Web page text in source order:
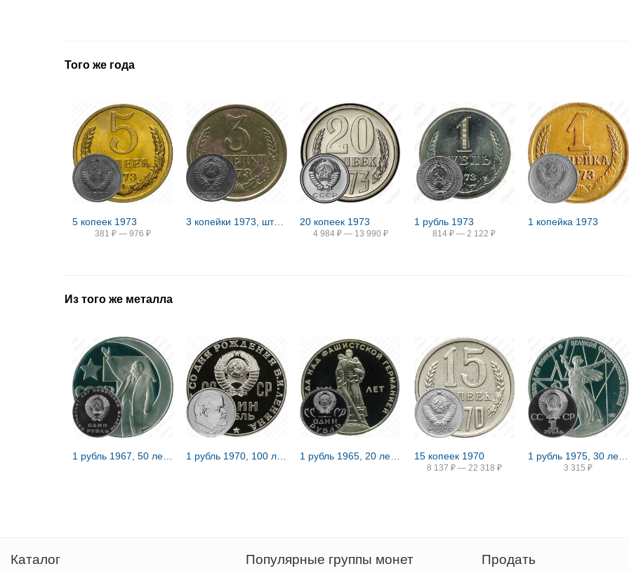
Того же года
5 копеек 1973
381 ₽ — 976 ₽
3 копейки 1973, штемпель 2.2Б, с уступом, одна ость выходит из зерна 20 копеек 1973
4 984 ₽ — 13 990 ₽
1 рубль 1973
814 ₽ — 2 122 ₽
1 копейка 1973
Из того же металла
15 копеек 1970
8 137 ₽ — 22 318 ₽
1 рубль 1975, 30 лет Победы, Редкие
3 315 ₽
Каталог Популярные группы монет Продать